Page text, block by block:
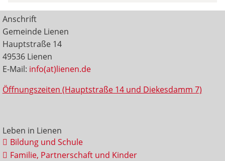
Anschrift
Gemeinde Lienen
Hauptstraße 14
49536 Lienen
E-Mail: info(at)lienen.de
Öffnungszeiten (Hauptstraße 14 und Diekesdamm 7)
Leben in Lienen
Bildung und Schule
Familie, Partnerschaft und Kinder